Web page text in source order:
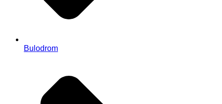
Bulodrom